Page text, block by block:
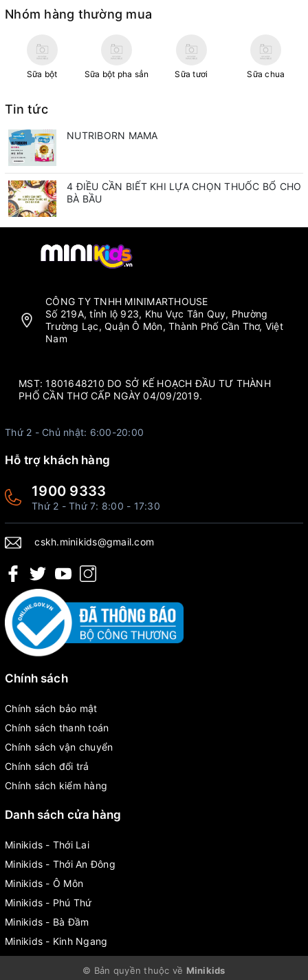
Nhóm hàng thường mua
Sữa bột Sữa bột pha sẳn Sữa tươi Sữa chua
Tin tức
NUTRIBORN MAMA
4 ĐIỀU CẦN BIẾT KHI LỰA CHỌN THUỐC BỔ CHO
BÀ BẦU
CÔNG TY TNHH MINIMARTHOUSE
Số 219A, tỉnh lộ 923, Khu Vực Tân Quy, Phường
Trường Lạc, Quận Ô Môn, Thành Phố Cần Thơ, Việt
Nam
MST: 1801648210 DO SỞ KẾ HOẠCH ĐẦU TƯ THÀNH
PHỐ CẦN THƠ CẤP NGÀY 04/09/2019.
Thứ 2 - Chủ nhật: 6:00-20:00
Hỗ trợ khách hàng
1900 9333
Thứ 2 - Thứ 7: 8:00 - 17:30
cskh.minikids@gmail.com
Chính sách
Chính sách bảo mật
Chính sách thanh toán
Chính sách vận chuyển
Chính sách đổi trả
Chính sách kiểm hàng
Danh sách cửa hàng
Minikids - Thới Lai
Minikids - Thới An Đông
Minikids - Ô Môn
Minikids - Phú Thứ
Minikids - Bà Đầm
Minikids - Kinh Ngang
© Bản quyền thuộc về Minikids